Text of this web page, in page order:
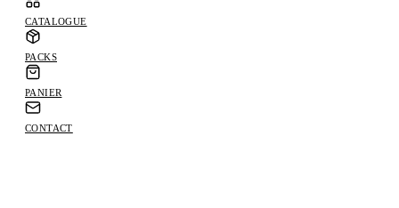
CATALOGUE
PACKS
PANIER
CONTACT